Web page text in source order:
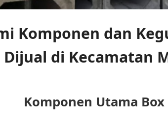
Komponen dan
Dijual di Kecamatan
Komponen Utama